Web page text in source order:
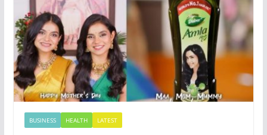
BUSINESS HEALTH LATEST